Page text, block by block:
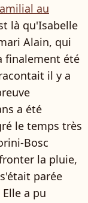
au
là qu'Isabelle
Alain, qui
finalement été
il y a
a été
le temps très
Bosc
la pluie,
parée
a pu